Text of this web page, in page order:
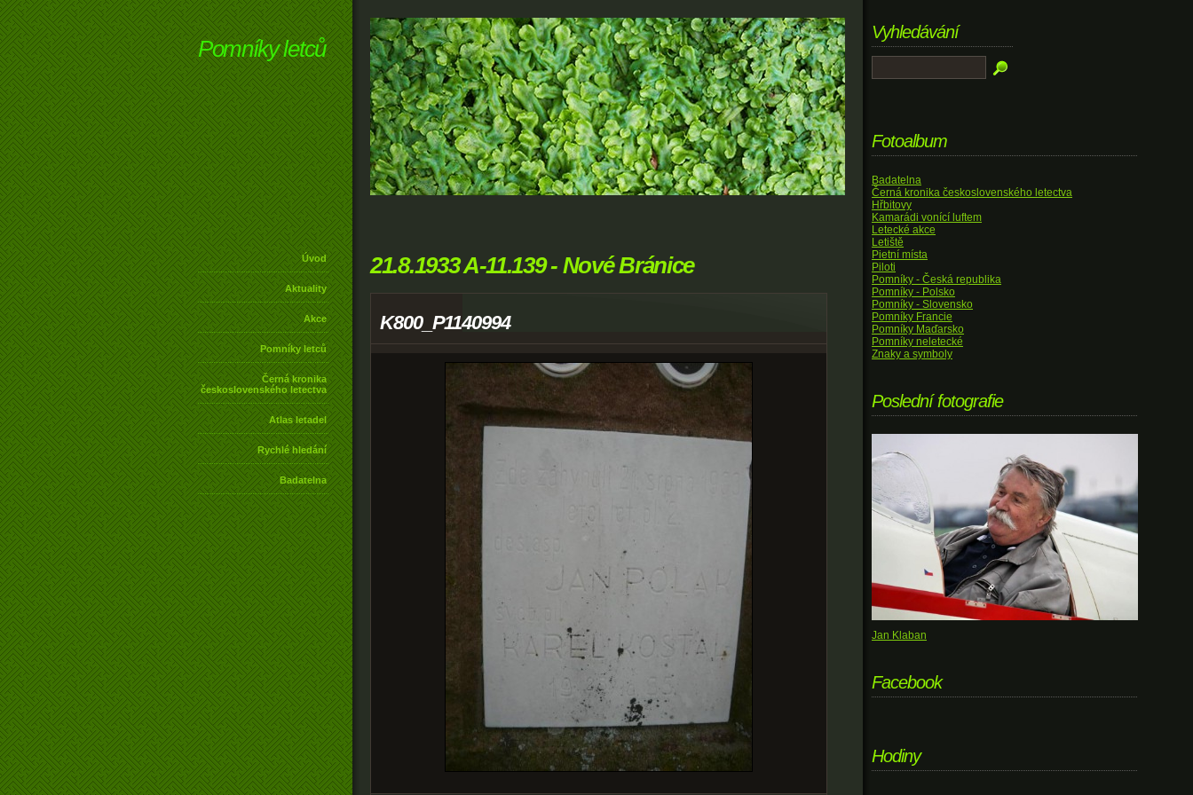
Pomníky letců
Úvod
Aktuality
Akce
Pomníky letců
Černá kronika
československého letectva
Atlas letadel
Rychlé hledání
Badatelna
21.8.1933 A-11.139 - Nové Bránice
K800_P1140994
Vyhledávání
Fotoalbum
Badatelna
Černá kronika československého letectva
Hřbitovy
Kamarádi vonící luftem
Letecké akce
Letiště
Pietní místa
Piloti
Pomníky - Česká republika
Pomníky - Polsko
Pomníky - Slovensko
Pomníky Francie
Pomníky Maďarsko
Pomníky neletecké
Znaky a symboly
Poslední fotografie
Jan Klaban
Facebook
Hodiny